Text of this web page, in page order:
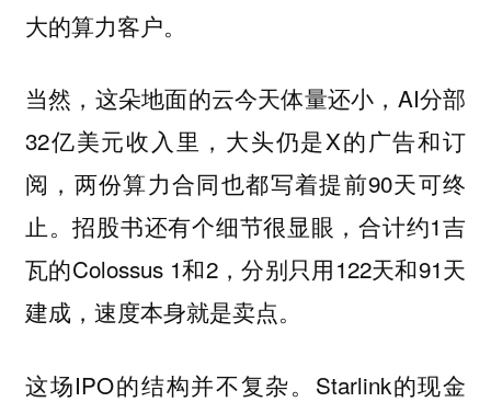
大的算力客户。
当然，这朵地面的云今天体量还小，AI分部
32亿美元收入里，大头仍是X的广告和订
阅，两份算力合同也都写着提前90天可终
止。招股书还有个细节很显眼，合计约1吉
瓦的Colossus 1和2，分别只用122天和91天
建成，速度本身就是卖点。
这场IPO的结构并不复杂。Starlink的现金